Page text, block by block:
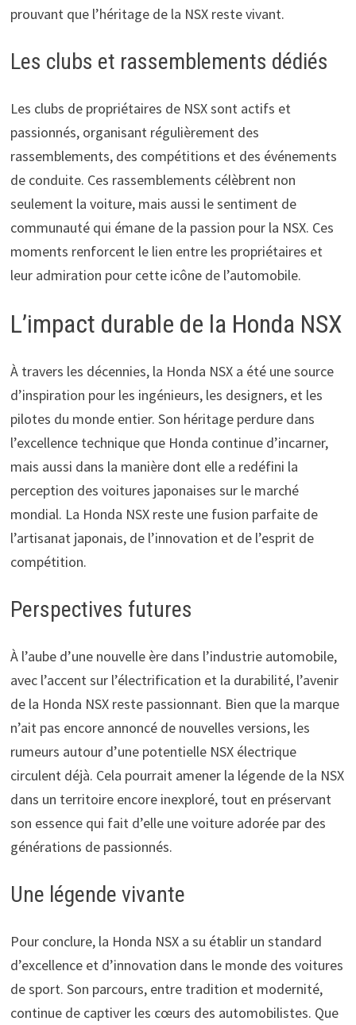
prouvant que l’héritage de la NSX reste vivant.
Les clubs et rassemblements dédiés
Les clubs de propriétaires de NSX sont actifs et
passionnés, organisant régulièrement des
rassemblements, des compétitions et des événements
de conduite. Ces rassemblements célèbrent non
seulement la voiture, mais aussi le sentiment de
communauté qui émane de la passion pour la NSX. Ces
moments renforcent le lien entre les propriétaires et
leur admiration pour cette icône de l’automobile.
L’impact durable de la Honda NSX
À travers les décennies, la Honda NSX a été une source
d’inspiration pour les ingénieurs, les designers, et les
pilotes du monde entier. Son héritage perdure dans
l’excellence technique que Honda continue d’incarner,
mais aussi dans la manière dont elle a redéfini la
perception des voitures japonaises sur le marché
mondial. La Honda NSX reste une fusion parfaite de
l’artisanat japonais, de l’innovation et de l’esprit de
compétition.
Perspectives futures
À l’aube d’une nouvelle ère dans l’industrie automobile,
avec l’accent sur l’électrification et la durabilité, l’avenir
de la Honda NSX reste passionnant. Bien que la marque
n’ait pas encore annoncé de nouvelles versions, les
rumeurs autour d’une potentielle NSX électrique
circulent déjà. Cela pourrait amener la légende de la NSX
dans un territoire encore inexploré, tout en préservant
son essence qui fait d’elle une voiture adorée par des
générations de passionnés.
Une légende vivante
Pour conclure, la Honda NSX a su établir un standard
d’excellence et d’innovation dans le monde des voitures
de sport. Son parcours, entre tradition et modernité,
continue de captiver les cœurs des automobilistes. Que